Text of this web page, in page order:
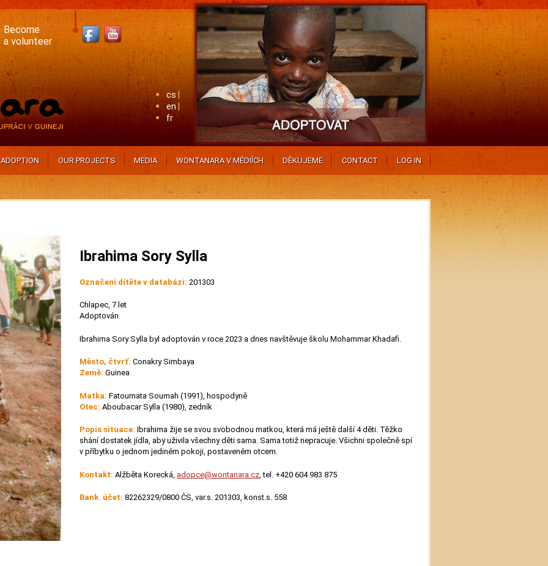
Become
a volunteer
cs
en
fr
ADOPTION OUR PROJECTS MEDIA WONTANARA V MÉDIÍCH DĚKUJEME CONTACT LOG IN
Ibrahima Sory Sylla
Označení dítěte v databázi: 201303
Chlapec, 7 let
Adoptován
Ibrahima Sory Sylla byl adoptován v roce 2023 a dnes navštěvuje školu Mohammar Khadafi.
Město, čtvrť: Conakry Simbaya
Země: Guinea
Matka: Fatoumata Soumah (1991), hospodyně
Otec: Aboubacar Sylla (1980), zedník
Popis situace: Ibrahima žije se svou svobodnou matkou, která má ještě další 4 děti. Těžko
shání dostatek jídla, aby uživila všechny děti sama. Sama totiž nepracuje. Všichni společně spí
v příbytku o jednom jediném pokoji, postaveném otcem.
Kontakt: Alžběta Korecká, adopce@wontanara.cz , tel. +420 604 983 875
Bank. účet: 82262329/0800 ČS, var.s. 201303, konst.s. 558